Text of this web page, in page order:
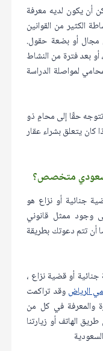
أن يكون لديه معرفة
الكثير من القوانين
مجال أو بضعة حقول.
بعد فترة من النشاط
لمواصلة الدراسة
حقًا إلى محامٍ ذو
يتعلق بشراء عقار
سعودي متخصص؟
جنائية أو نزاع هو
وجود ممثل قانوني
تتم دعوتك بطريقة
أو قضية نزاع ،
الرياضوقد تراكمت
والمعرفة في كل من
الهاتف أو زيارتنا